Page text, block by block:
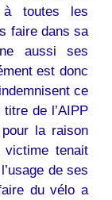
à toutes les
faire dans sa
aussi ses
est donc
ce
de l’AIPP
la raison
tenait
de ses
du vélo a